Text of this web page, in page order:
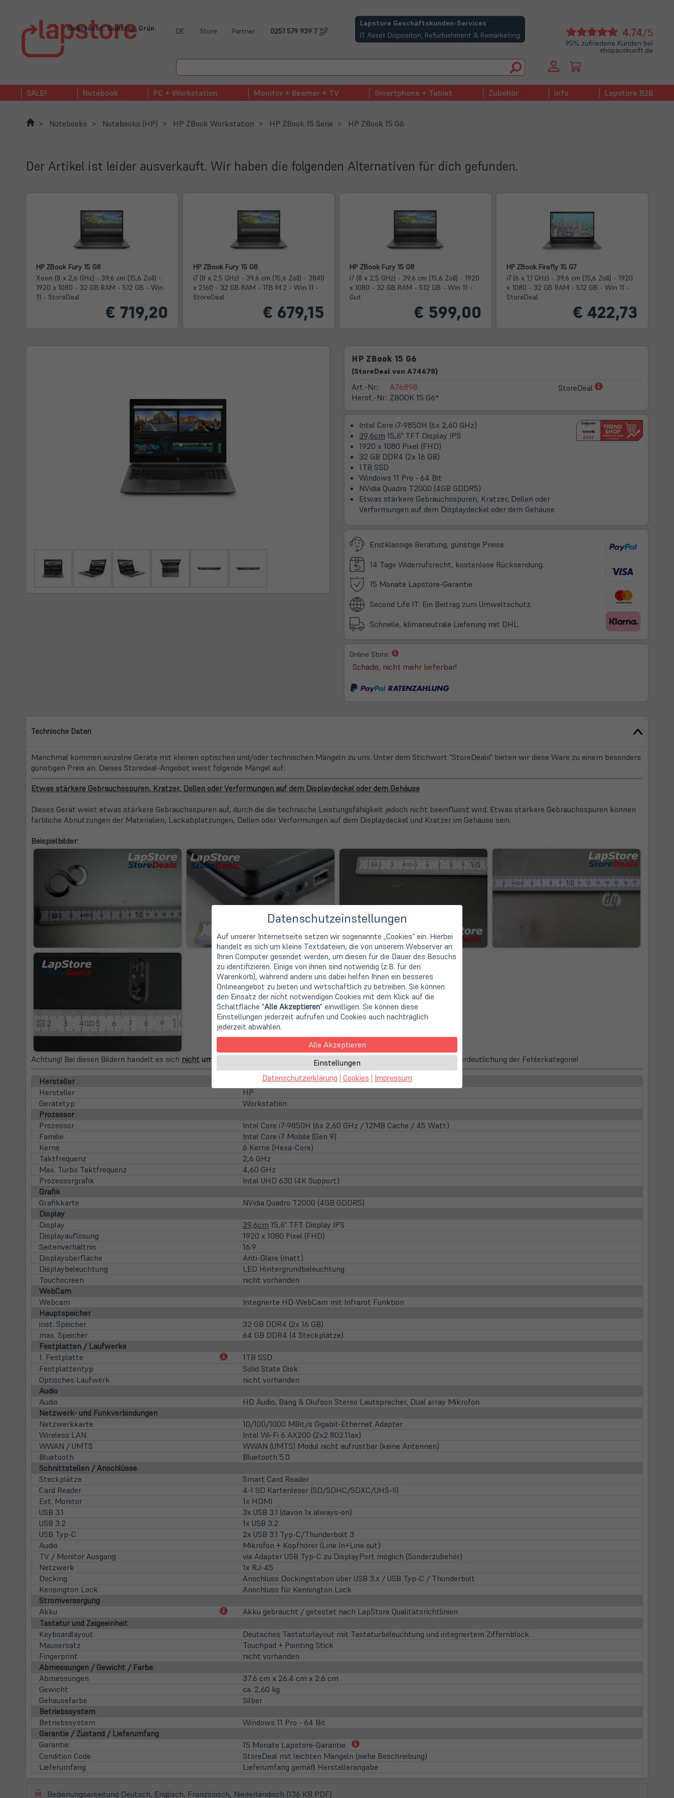
Gebraucht. Günstig. Grün. DE Store Partner 0251 579 939 7
Lapstore Geschäftskunden-Services
IT Asset Dispositon, Refurbishment & Remarketing
(öffnet in neuem Tab)
4.74/5
95% zufriedene Kunden bei
shopauskunft.de
SALE! Notebook PC + Workstation Monitor + Beamer + TV Smartphone + Tablet Zubehör Info Lapstore B2B
Notebooks Notebooks (HP) HP ZBook Workstation HP ZBook 15 Serie HP ZBook 15 G6
Der Artikel ist leider ausverkauft. Wir haben die folgenden Alternativen für dich gefunden.
HP ZBook Fury 15 G8
Xeon (8 x 2,6 GHz) - 39,6 cm (15,6 Zoll) -
1920 x 1080 - 32 GB RAM - 512 GB - Win
11 - StoreDeal
€ 719,20
HP ZBook Fury 15 G8
i7 (8 x 2,5 GHz) - 39,6 cm (15,6 Zoll) - 3840
x 2160 - 32 GB RAM - 1TB M.2 - Win 11 -
StoreDeal
€ 679,15
HP ZBook Fury 15 G8
i7 (8 x 2,5 GHz) - 39,6 cm (15,6 Zoll) - 1920
x 1080 - 32 GB RAM - 512 GB - Win 11 -
Gut
€ 599,00
HP ZBook Firefly 15 G7
i7 (6 x 1,1 GHz) - 39,6 cm (15,6 Zoll) - 1920
x 1080 - 32 GB RAM - 512 GB - Win 11 -
StoreDeal
€ 422,73
HP ZBook 15 G6
(StoreDeal von A74678)
Art.-Nr.:
Herst.-Nr.:
A76898
ZBOOK 15 G6*
StoreDeal
(öffnet
Tab)
Intel Core i7-9850H (6x 2,60 GHz)
39,6cm 15,6" TFT Display IPS
1920 x 1080 Pixel (FHD)
32 GB DDR4 (2x 16 GB)
1TB SSD
Windows 11 Pro - 64 Bit
NVidia Quadro T2000 (4GB GDDR5)
Etwas stärkere Gebrauchsspuren, Kratzer, Dellen oder
Verformungen auf dem Displaydeckel oder dem Gehäuse
Erstklassige Beratung, günstige Preise
14 Tage Widerrufsrecht, kostenlose Rücksendung.
15 Monate Lapstore-Garantie
neuem
Second Life IT: Ein Beitrag zum Umweltschutz.
Schnelle, klimaneutrale Lieferung mit DHL.
Online Store:
(öffnet
in
neuem
Schade, nicht mehr lieferbar!
Technische Daten
Manchmal kommen einzelne Geräte mit kleinen optischen und/oder technischen Mängeln zu uns. Unter dem Stichwort "StoreDeals" bieten wir diese Ware zu einem besonders
günstigen Preis an. Dieses Storedeal-Angebot weist folgende Mängel auf:
Etwas stärkere Gebrauchsspuren, Kratzer, Dellen oder Verformungen auf dem Displaydeckel oder dem Gehäuse
Dieses Gerät weist etwas stärkere Gebrauchsspuren auf, durch die die technische Leistungsfähigkeit jedoch nicht beeinflusst wird. Etwas stärkere Gebrauchsspuren können
farbliche Abnutzungen der Materialien, Lackabplatzungen, Dellen oder Verformungen auf dem Displaydeckel und Kratzer im Gehäuse sein.
Beispielbilder:
Achtung! Bei diesen Bildern handelt es sich nicht um Fotos vom jeweiligen Produkt, sondern lediglich um Beispielbilder zur Verdeutlichung der Fehlerkategorie!
Hersteller
Hersteller
HP
Gerätetyp
Workstation
Prozessor
Prozessor
Intel Core i7-9850H (6x 2,60 GHz / 12MB Cache / 45 Watt)
Familie
Intel Core i7 Mobile (Gen 9)
Kerne
6 Kerne (Hexa-Core)
Taktfrequenz
2,6 GHz
Max. Turbo Taktfrequenz
4,60 GHz
Prozessorgrafik
Intel UHD 630 (4K Support)
Grafik
Grafikkarte
NVidia Quadro T2000 (4GB GDDR5)
Display
Display
39,6cm 15,6" TFT Display IPS
Displayauflösung
1920 x 1080 Pixel (FHD)
Seitenverhältnis
16:9
Displayoberfläche
Anti-Glare (matt)
Displaybeleuchtung
LED Hintergrundbeleuchtung
Touchscreen
nicht vorhanden
WebCam
Webcam
Integrierte HD-WebCam mit Infrarot Funktion
Hauptspeicher
inst. Speicher
32 GB DDR4 (2x 16 GB)
max. Speicher
64 GB DDR4 (4 Steckplätze)
Festplatten / Laufwerke
1. Festplatte
(öffnet
neuem
1TB SSD
Festplattentyp
Solid State Disk
Optisches Laufwerk
nicht vorhanden
Audio
Audio
HD Audio, Bang & Olufson Stereo Lautsprecher, Dual array Mikrofon
Netzwerk- und Funkverbindungen
Netzwerkkarte
10/100/1000 MBit/s Gigabit-Ethernet Adapter
Wireless LAN
Intel Wi-Fi 6 AX200 (2x2 802.11ax)
WWAN / UMTS
WWAN (UMTS) Modul nicht aufrüstbar (keine Antennen)
Bluetooth
Bluetooth 5.0
Schnittstellen / Anschlüsse
Steckplätze
Smart Card Reader
Card Reader
4-1 SD Kartenleser (SD/SDHC/SDXC/UHS-II)
Ext. Monitor
1x HDMI
USB 3.1
3x USB 3.1 (davon 1x always-on)
USB 3.2
1x USB 3.2
USB Typ-C
2x USB 3.1 Typ-C/Thunderbolt 3
Audio
Mikrofon + Kopfhörer (Line In+Line out)
TV / Monitor Ausgang
via Adapter USB Typ-C zu DisplayPort möglich (Sonderzubehör)
Netzwerk
1x RJ-45
Docking
Anschluss Dockingstation über USB 3.x / USB Typ-C / Thunderbolt
Kensington Lock
Anschluss für Kensington Lock
Stromversorgung
Akku
(öffnet
neuem
Akku gebraucht / getestet nach LapStore Qualitätsrichtlinien
Tastatur und Zeigeeinheit
Keyboardlayout
Deutsches Tastaturlayout mit Tastaturbeleuchtung und integriertem Ziffernblock
Mausersatz
Touchpad + Pointing Stick
Fingerprint
nicht vorhanden
Abmessungen / Gewicht / Farbe
Abmessungen
37.6 cm x 26.4 cm x 2.6 cm
Gewicht
ca. 2,60 kg
Gehäusefarbe
Silber
Betriebssystem
Betriebssystem
Windows 11 Pro - 64 Bit
Garantie / Zustand / Lieferumfang
Garantie
15 Monate Lapstore-Garantie
(öffnet
in
neuem
Condition Code
StoreDeal mit leichten Mängeln (siehe Beschreibung)
Lieferumfang
Lieferumfang gemäß Herstellerangabe
(öffnet
Bedienungsanleitung Deutsch, Englisch, Französisch, Niederländisch (136 KB PDF)
Datenschutzeinstellungen
Auf unserer Internetseite setzen wir sogenannte „Cookies“ ein. Hierbei
handelt es sich um kleine Textdateien, die von unserem Webserver an
Ihren Computer gesendet werden, um diesen für die Dauer des Besuchs
zu identifizieren. Einige von ihnen sind notwendig (z.B. für den
Warenkorb), während andere uns dabei helfen Ihnen ein besseres
Onlineangebot zu bieten und wirtschaftlich zu betreiben. Sie können
den Einsatz der nicht notwendigen Cookies mit dem Klick auf die
Schaltfläche "Alle Akzeptieren" einwilligen. Sie können diese
Einstellungen jederzeit aufrufen und Cookies auch nachträglich
jederzeit abwählen.
Alle Akzeptieren
Einstellungen
Datenschutzerklärung | Cookies | Impressum